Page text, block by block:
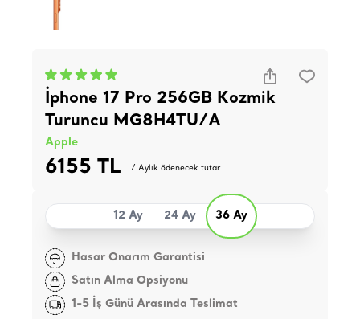
İphone 17 Pro 256GB Kozmik
Turuncu MG8H4TU/A
Apple
6155 TL / Aylık ödenecek tutar
12 Ay 24 Ay 36 Ay
Hasar Onarım Garantisi
Satın Alma Opsiyonu
1-5 İş Günü Arasında Teslimat